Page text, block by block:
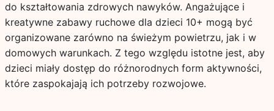
do kształtowania zdrowych nawyków. Angażujące i
kreatywne zabawy ruchowe dla dzieci 10+ mogą być
organizowane zarówno na świeżym powietrzu, jak i w
domowych warunkach. Z tego względu istotne jest, aby
dzieci miały dostęp do różnorodnych form aktywności,
które zaspokajają ich potrzeby rozwojowe.